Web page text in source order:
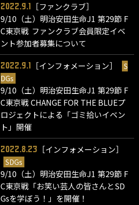
2022.9.1
［ファンクラブ］
9/10（土）明治安田生命J1 第29節 F
C東京戦 ファンクラブ会員限定イベ
ント参加者募集について
2022.9.1 ［インフォメーション］
S
DGs
9/10（土）明治安田生命J1 第29節 F
C東京戦 CHANGE FOR THE BLUEプ
ロジェクトによる「ゴミ拾いイベン
ト」開催
2022.8.23 ［インフォメーション］
SDGs
9/10（土）明治安田生命J1 第29節 F
C東京戦「お笑い芸人の皆さんとSD
Gsを学ぼう！」を開催！